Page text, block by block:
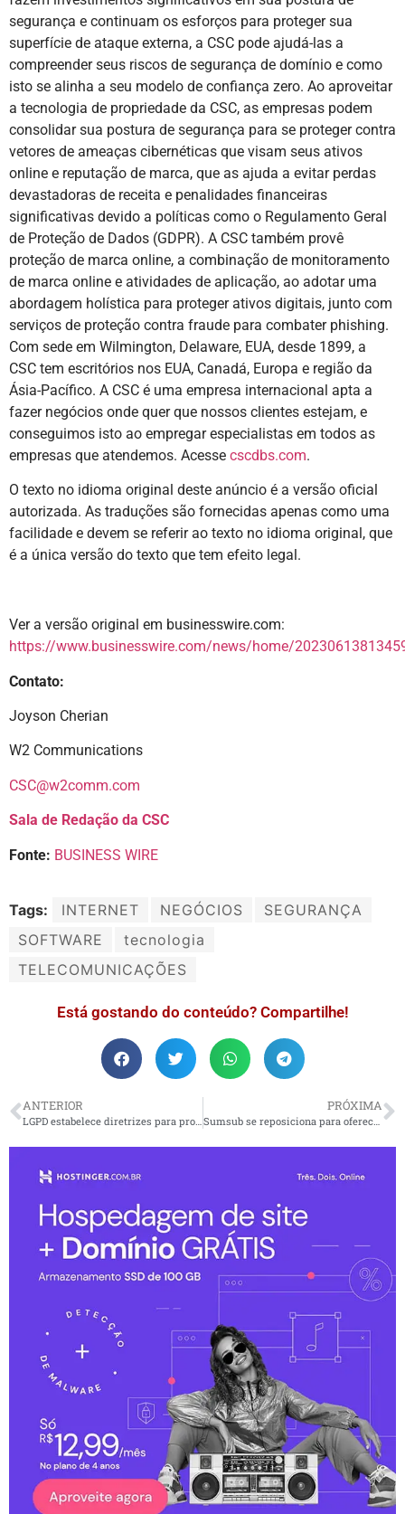
segurança e continuam os esforços para proteger sua
superfície de ataque externa, a CSC pode ajudá-las a
compreender seus riscos de segurança de domínio e como
isto se alinha a seu modelo de confiança zero. Ao aproveitar
a tecnologia de propriedade da CSC, as empresas podem
consolidar sua postura de segurança para se proteger contra
vetores de ameaças cibernéticas que visam seus ativos
online e reputação de marca, que as ajuda a evitar perdas
devastadoras de receita e penalidades financeiras
significativas devido a políticas como o Regulamento Geral
de Proteção de Dados (GDPR). A CSC também provê
proteção de marca online, a combinação de monitoramento
de marca online e atividades de aplicação, ao adotar uma
abordagem holística para proteger ativos digitais, junto com
serviços de proteção contra fraude para combater phishing.
Com sede em Wilmington, Delaware, EUA, desde 1899, a
CSC tem escritórios nos EUA, Canadá, Europa e região da
Ásia-Pacífico. A CSC é uma empresa internacional apta a
fazer negócios onde quer que nossos clientes estejam, e
conseguimos isto ao empregar especialistas em todos as
empresas que atendemos. Acesse cscdbs.com.
O texto no idioma original deste anúncio é a versão oficial
autorizada. As traduções são fornecidas apenas como uma
facilidade e devem se referir ao texto no idioma original, que
é a única versão do texto que tem efeito legal.
Ver a versão original em businesswire.com:
https://www.businesswire.com/news/home/
Contato:
Joyson Cherian
W2 Communications
CSC@w2comm.com
Sala de Redação da CSC
Fonte: BUSINESS WIRE
Tags: INTERNET NEGÓCIOS
SEGURANÇA
SOFTWARE
tecnologia
TELECOMUNICAÇÕES
Está gostando do conteúdo? Compartilhe!
ANTERIOR PRÓXIMA
Sumsub se reposiciona para oferecer padrão ouro antifraudes